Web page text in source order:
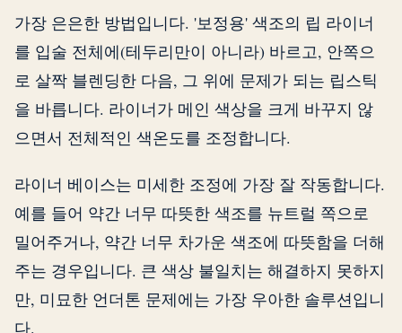
가장 은은한 방법입니다. '보정용' 색조의 립 라이너
를 입술 전체에(테두리만이 아니라) 바르고, 안쪽으
로 살짝 블렌딩한 다음, 그 위에 문제가 되는 립스틱
을 바릅니다. 라이너가 메인 색상을 크게 바꾸지 않
으면서 전체적인 색온도를 조정합니다.
라이너 베이스는 미세한 조정에 가장 잘 작동합니다.
예를 들어 약간 너무 따뜻한 색조를 뉴트럴 쪽으로
밀어주거나, 약간 너무 차가운 색조에 따뜻함을 더해
주는 경우입니다. 큰 색상 불일치는 해결하지 못하지
만, 미묘한 언더톤 문제에는 가장 우아한 솔루션입니
다.